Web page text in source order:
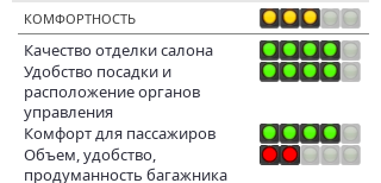
КОМФОРТНОСТЬ
Качество отделки салона
Удобство посадки и
расположение органов
управления
Комфорт для пассажиров
Объем, удобство,
продуманность багажника